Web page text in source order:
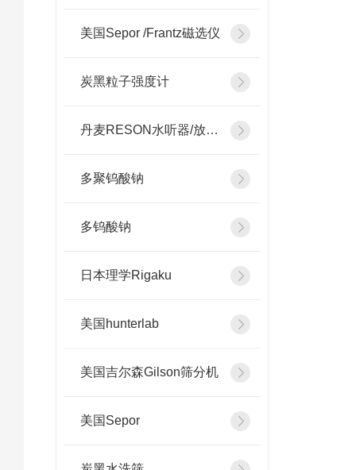
美国Sepor /Frantz磁选仪
炭黑粒子强度计
丹麦RESON水听器/放大器
多聚钨酸钠
多钨酸钠
日本理学Rigaku
美国hunterlab
美国吉尔森Gilson筛分机
美国Sepor